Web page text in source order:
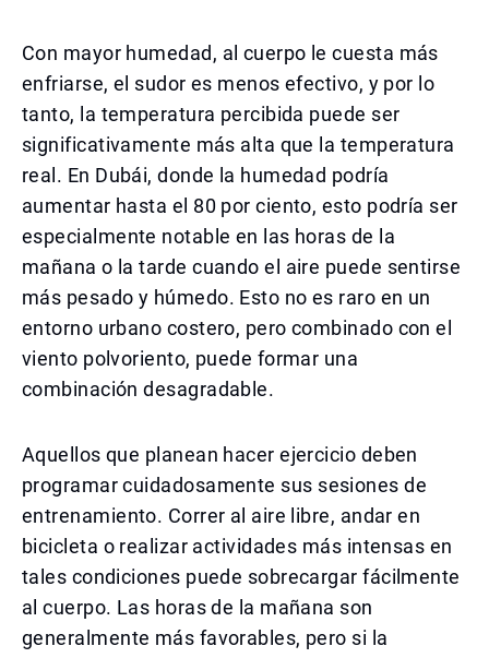
Con mayor humedad, al cuerpo le cuesta más
enfriarse, el sudor es menos efectivo, y por lo
tanto, la temperatura percibida puede ser
significativamente más alta que la temperatura
real. En Dubái, donde la humedad podría
aumentar hasta el 80 por ciento, esto podría ser
especialmente notable en las horas de la
mañana o la tarde cuando el aire puede sentirse
más pesado y húmedo. Esto no es raro en un
entorno urbano costero, pero combinado con el
viento polvoriento, puede formar una
combinación desagradable.
Aquellos que planean hacer ejercicio deben
programar cuidadosamente sus sesiones de
entrenamiento. Correr al aire libre, andar en
bicicleta o realizar actividades más intensas en
tales condiciones puede sobrecargar fácilmente
al cuerpo. Las horas de la mañana son
generalmente más favorables, pero si la